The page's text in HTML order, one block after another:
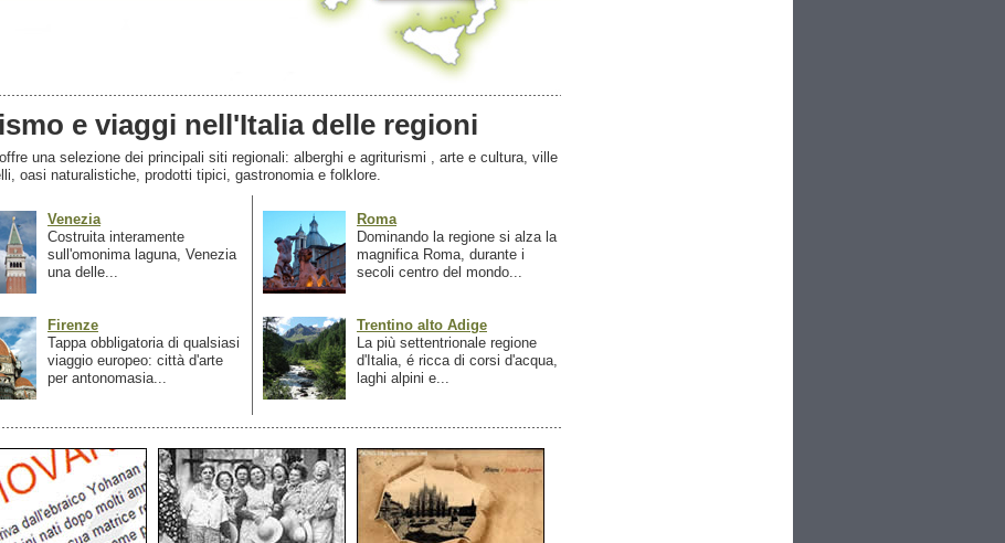
e viaggi nell'Italia delle regioni
una selezione dei principali siti regionali: alberghi e agriturismi , arte e cultura, ville
oasi naturalistiche, prodotti tipici, gastronomia e folklore.
Venezia
Costruita interamente
sull'omonima laguna, Venezia
una delle...
Firenze
Tappa obbligatoria di qualsiasi
viaggio europeo: città d'arte
per antonomasia...
Roma
Dominando la regione si alza la
magnifica Roma, durante i
secoli centro del mondo...
Trentino alto Adige
La più settentrionale regione
d'Italia, é ricca di corsi d'acqua,
laghi alpini e...